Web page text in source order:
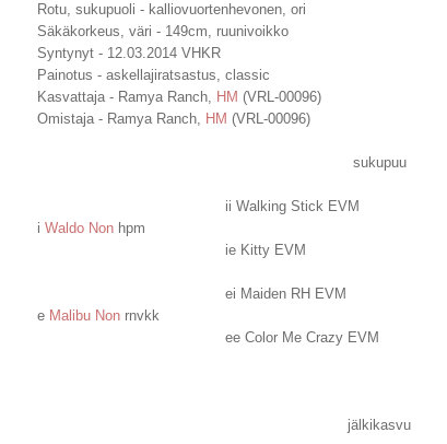
Rotu, sukupuoli - kalliovuortenhevonen, ori
Säkäkorkeus, väri - 149cm, ruunivoikko
Syntynyt - 12.03.2014 VHKR
Painotus - askellajiratsastus, classic
Kasvattaja - Ramya Ranch, HM (VRL-00096)
Omistaja - Ramya Ranch, HM (VRL-00096)
sukupuu
i Waldo Nonhpm
ii Walking Stick EVM
ie Kitty EVM
e Malibu Nonrnvkk
ei Maiden RH EVM
ee Color Me Crazy EVM
jälkikasvu